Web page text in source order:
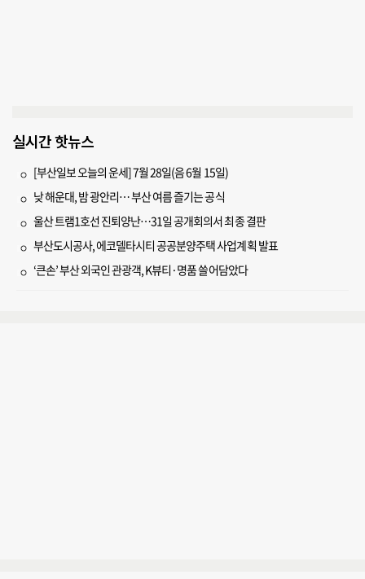
실시간 핫뉴스
[부산일보 오늘의 운세] 7월 28일(음 6월 15일)
낮 해운대, 밤 광안리… 부산 여름 즐기는 공식
울산 트램1호선 진퇴양난…31일 공개회의서 최종 결판
부산도시공사, 에코델타시티 공공분양주택 사업계획 발표
‘큰손’ 부산 외국인 관광객, K뷰티·명품 쓸어담았다